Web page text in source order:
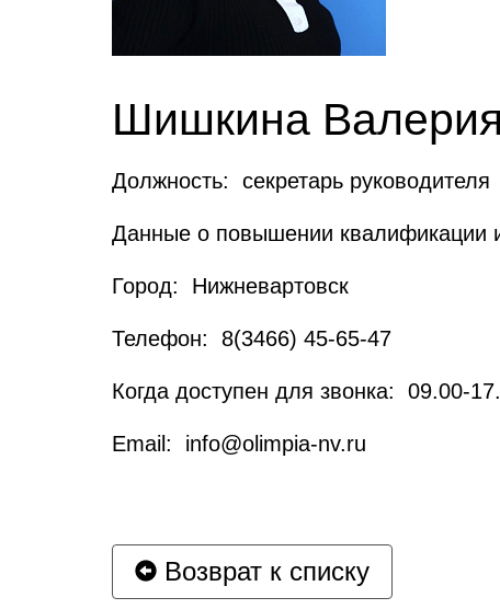
Шишкина
Должность: секретарь руководителя
Данные о повышении квалификации
Город: Нижневартовск
Телефон: 8(3466) 45-65-47
Когда доступен для звонка: 09.00-
Email: info@olimpia-nv.ru
Возврат к списку